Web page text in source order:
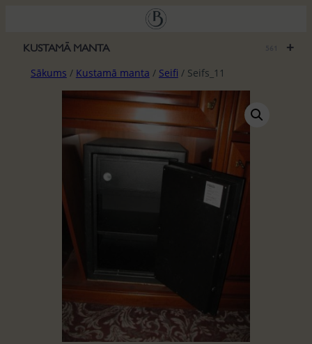
saturu
+
KUSTAMĀ MANTA
Sākums / Kustamā manta / Seifi / Seifs_11